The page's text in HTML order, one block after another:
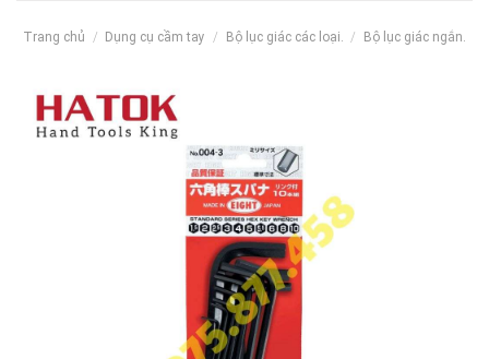
Trang chủ / Dụng cụ cầm tay / Bộ lục giác các loại. / Bộ lục giác ngắn.